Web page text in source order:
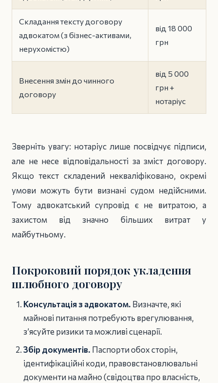
Складання тексту договору
адвокатом (з бізнес-активами,
нерухомістю)
від 18 000
грн
Внесення змін до чинного
договору
від 5 000
грн +
нотаріус
Зверніть увагу: нотаріус лише посвідчує підписи,
але не несе відповідальності за зміст договору.
Якщо текст складений некваліфіковано, окремі
умови можуть бути визнані судом недійсними.
Тому адвокатський супровід є не витратою, а
захистом від значно більших витрат у
майбутньому.
Покроковий порядок укладення
шлюбного договору
Консультація з адвокатом. Визначте, які
майнові питання потребують врегулювання,
з’ясуйте ризики та можливі сценарії.
Збір документів. Паспорти обох сторін,
ідентифікаційні коди, правовстановлювальні
документи на майно (свідоцтва про власність,